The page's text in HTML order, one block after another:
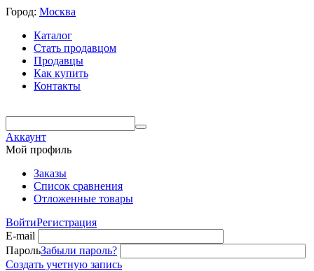
Город: Москва
Каталог
Стать продавцом
Продавцы
Как купить
Контакты
Аккаунт
Мой профиль
Заказы
Список сравнения
Отложенные товары
ВойтиРегистрация
E-mail
ПарольЗабыли пароль?
Создать учетную запись